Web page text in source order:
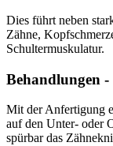
Dies führt neben
Zähne,
Schultermuskulatur.
Behandlungen
Mit der Anfertigung
auf den Unter- oder
spürbar das